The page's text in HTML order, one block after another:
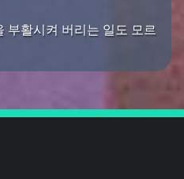
부활시켜 버리는 일도 모르